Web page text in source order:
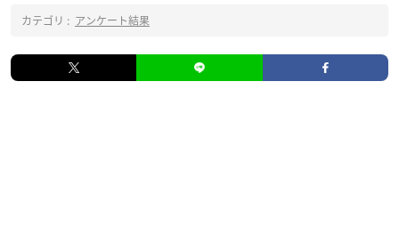
カテゴリ : アンケート結果